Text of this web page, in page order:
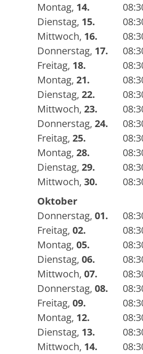
Montag, 14.
Dienstag, 15.
Mittwoch, 16.
Donnerstag, 17.
Freitag, 18.
Montag, 21.
Dienstag, 22.
Mittwoch, 23.
Donnerstag, 24.
Freitag, 25.
Montag, 28.
Dienstag, 29.
Mittwoch, 30.
Oktober
Donnerstag, 01.
Freitag, 02.
Montag, 05.
Dienstag, 06.
Mittwoch, 07.
Donnerstag, 08.
Freitag, 09.
Montag, 12.
Dienstag, 13.
Mittwoch, 14.